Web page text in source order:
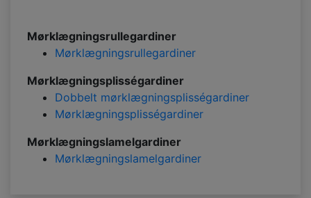
Mørklægningsrullegardiner
Mørklægningsrullegardiner
Mørklægningsplisségardiner
Dobbelt mørklægningsplisségardiner
Mørklægningsplisségardiner
Mørklægningslamelgardiner
Mørklægningslamelgardiner